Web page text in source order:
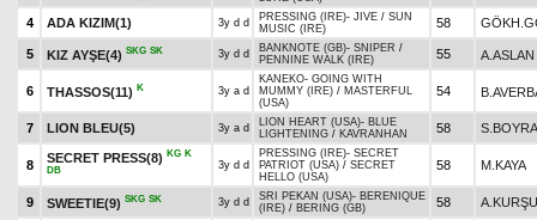
4 ADA KIZIM(1) 3y d d PRESSING (IRE)- JIVE / SUN
MUSIC (IRE)
58
5 KIZ AYŞE(4) SKG SK 3y d d BANKNOTE (GB)- SNIPER /
PENNINE WALK (IRE)
55 A.ASLAN
6 THASSOS(11) K 3y a d
KANEKO- GOING WITH
MUMMY (IRE) / MASTERFUL
(USA)
54
7 LION BLEU(5) 3y a d LION HEART (USA)- BLUE
LIGHTENING / KAVRANHAN 58
8
SECRET PRESS(8) KG K
DB
3y d d
PRESSING (IRE)- SECRET
PATRIOT (USA) / SECRET
HELLO (USA)
58 M.KAYA
9 SWEETIE(9) SKG SK 3y d d SRI PEKAN (USA)- BERENIQUE
(IRE) / BERING (GB) 58